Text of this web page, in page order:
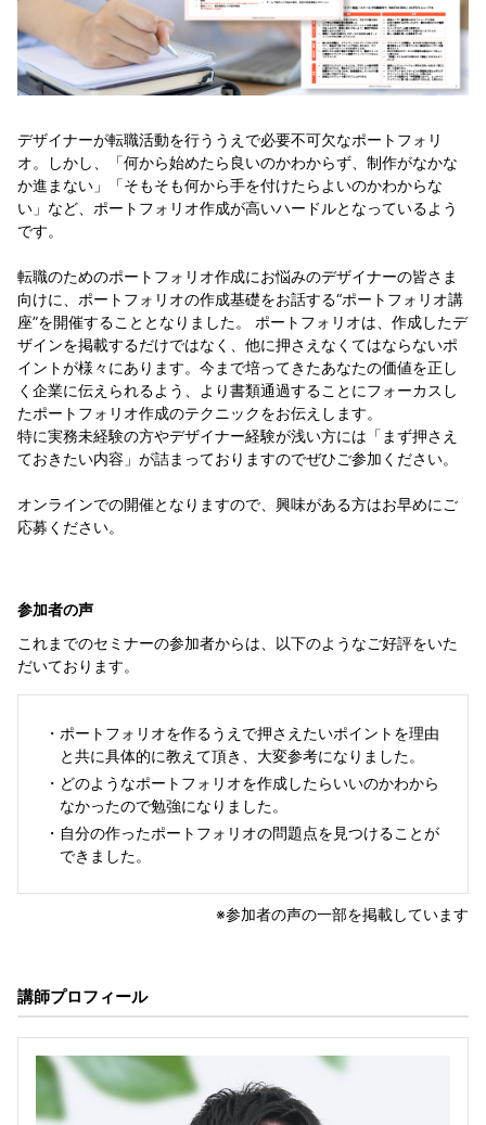
デザイナーが転職活動を行ううえで必要不可欠なポートフォリ
オ。しかし、「何から始めたら良いのかわからず、制作がなかな
か進まない」「そもそも何から手を付けたらよいのかわからな
い」など、ポートフォリオ作成が高いハードルとなっているよう
です。
転職のためのポートフォリオ作成にお悩みのデザイナーの皆さま
向けに、ポートフォリオの作成基礎をお話する“ポートフォリオ講
座”を開催することとなりました。 ポートフォリオは、作成したデ
ザインを掲載するだけではなく、他に押さえなくてはならないポ
イントが様々にあります。今まで培ってきたあなたの価値を正し
く企業に伝えられるよう、より書類通過することにフォーカスし
たポートフォリオ作成のテクニックをお伝えします。
特に実務未経験の方やデザイナー経験が浅い方には「まず押さえ
ておきたい内容」が詰まっておりますのでぜひご参加ください。
オンラインでの開催となりますので、興味がある方はお早めにご
応募ください。
参加者の声
これまでのセミナーの参加者からは、以下のようなご好評をいた
だいております。
・ ポートフォリオを作るうえで押さえたいポイントを理由
と共に具体的に教えて頂き、大変参考になりました。
・ どのようなポートフォリオを作成したらいいのかわから
なかったので勉強になりました。
・ 自分の作ったポートフォリオの問題点を見つけることが
できました。
※参加者の声の一部を掲載しています
講師プロフィール